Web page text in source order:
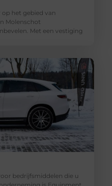
het gebied van
Molenschot
Met een vestiging
bedrijfsmiddelen die u